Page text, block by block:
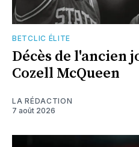
BETCLIC ÉLITE
Décès de l'ancien
Cozell McQueen
LA RÉDACTION
7 août 2026